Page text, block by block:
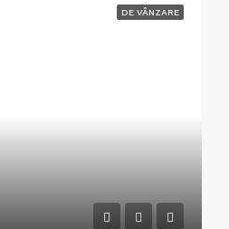
DE VÂNZARE